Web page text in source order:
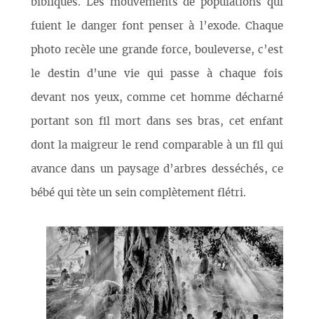
bibliques. Les mouvements de populations qui
fuient le danger font penser à l’exode. Chaque
photo recèle une grande force, bouleverse, c’est
le destin d’une vie qui passe à chaque fois
devant nos yeux, comme cet homme décharné
portant son fil mort dans ses bras, cet enfant
dont la maigreur le rend comparable à un fil qui
avance dans un paysage d’arbres desséchés, ce
bébé qui tète un sein complètement flétri.